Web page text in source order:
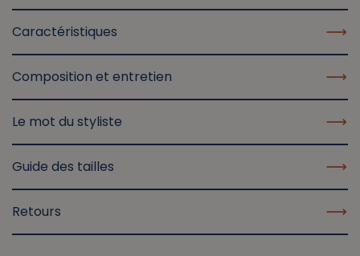
Caractéristiques
Composition et entretien
Le mot du styliste
Guide des tailles
Retours